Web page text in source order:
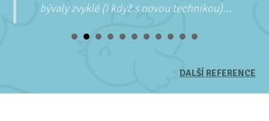
bývaly zvyklé (i když s novou technikou)...
DALŠÍ REFERENCE